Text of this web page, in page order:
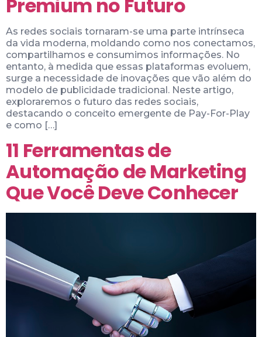
Premium no Futuro
As redes sociais tornaram-se uma parte intrínseca
da vida moderna, moldando como nos conectamos,
compartilhamos e consumimos informações. No
entanto, à medida que essas plataformas evoluem,
surge a necessidade de inovações que vão além do
modelo de publicidade tradicional. Neste artigo,
exploraremos o futuro das redes sociais,
destacando o conceito emergente de Pay-For-Play
e como […]
11 Ferramentas de
Automação de Marketing
Que Você Deve Conhecer